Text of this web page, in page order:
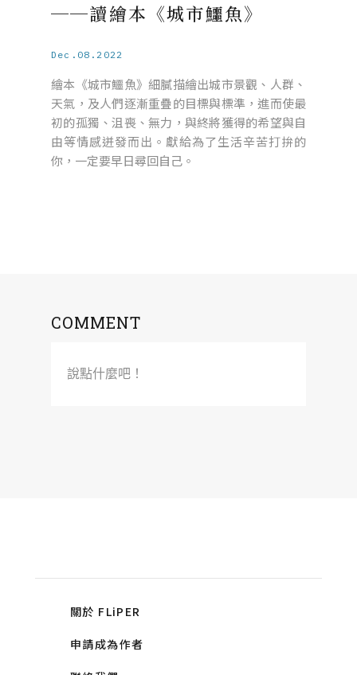
──讀繪本《城市鱷魚》
Dec.08.2022
繪本《城市鱷魚》細膩描繪出城市景觀、人群、
天氣，及人們逐漸重疊的目標與標準，進而使最
初的孤獨、沮喪、無力，與終將獲得的希望與自
由等情感迸發而出。獻給為了生活辛苦打拚的
你，一定要早日尋回自己。
COMMENT
說點什麼吧！
關於 FLiPER
申請成為作者